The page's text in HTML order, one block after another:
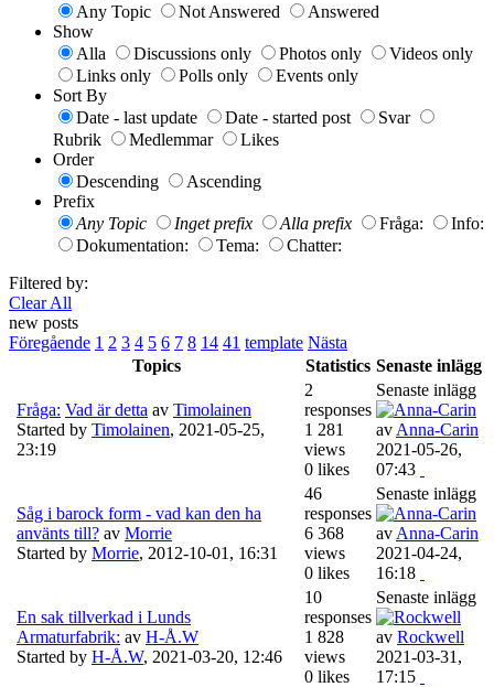
Any Topic
Not Answered
Answered
Show
Alla
Discussions only Photos only
Videos only
Links only
Polls only
Events only
Sort By
Date - last update
Date - started post
Svar
Rubrik
Medlemmar
Likes
Order
Descending
Ascending
Prefix
Any Topic
Inget prefix Alla prefix Fråga:
Info:
Dokumentation:
Tema:
Chatter:
Filtered by:
Clear All
new posts
Föregående 1 2 3 4 5 6 7 8 14 41 template Nästa
Topics
Statistics Senaste inlägg
Fråga: Vad är detta av Timolainen
Started by Timolainen, 2021-05-25,
23:19
2
responses
1 281
views
0 likes
Senaste inlägg
av Anna-Carin
2021-05-26,
07:43
Såg i barock form - vad kan den ha
använts till? av Morrie
Started by Morrie, 2012-10-01, 16:31
46
responses
6 368
views
0 likes
Senaste inlägg
av Anna-Carin
2021-04-24,
16:18
En sak tillverkad i Lunds
Armaturfabrik: av H-Å.W
Started by H-Å.W, 2021-03-20, 12:46
10
responses
1 828
views
0 likes
Senaste inlägg
av Rockwell
2021-03-31,
17:15